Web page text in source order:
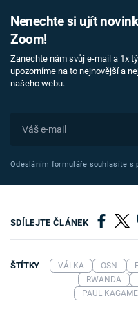
Nenechte si ujít
Zoom!
Zanechte nám svůj e-mail a 1x
upozorníme na to nejnovější a
našeho webu.
Odesláním formuláře souhlasíte s
SDÍLEJTE ČLÁNEK
ŠTÍTKY VÁLKA OSN
RWANDA
PAUL KAGAME